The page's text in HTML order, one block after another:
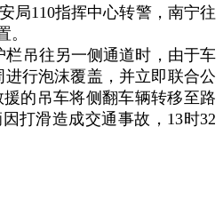
局110指挥中心转警，南宁往
吊往另一侧通道时，由于车
行泡沫覆盖，并立即联合公
的吊车将侧翻车辆转移至路
打滑造成交通事故，13时32